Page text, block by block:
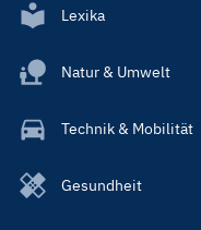
Lexika
Natur & Umwelt
Technik & Mobilität
Gesundheit